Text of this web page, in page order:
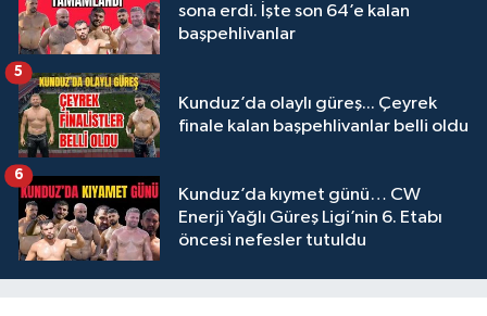
sona erdi. İşte son 64’e kalan
başpehlivanlar
Kunduz’da olaylı güreş... Çeyrek
finale kalan başpehlivanlar belli oldu
5
Kunduz’da kıymet günü… CW
Enerji Yağlı Güreş Ligi’nin 6. Etabı
öncesi nefesler tutuldu
6